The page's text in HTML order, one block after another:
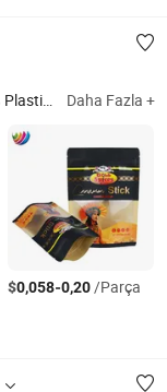
Plastik Poşetler; Plastik Film; Kahve Poşetleri; Musluklu Poşet; Dikey Poşet Daha Fazla +
$0,058-0,20/Parça